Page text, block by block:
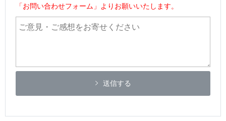
「お問い合わせフォーム」よりお願いいたします。
送信する